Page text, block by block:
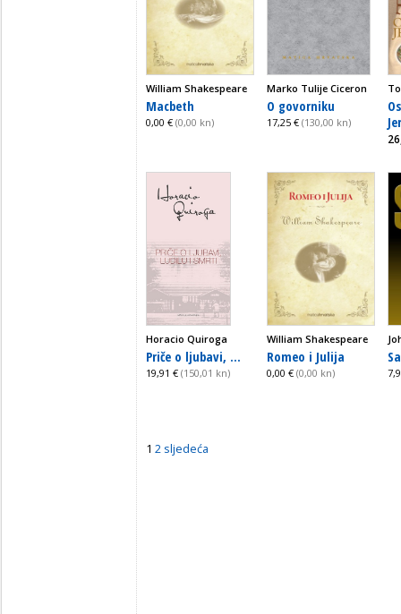
William Shakespeare
Macbeth
0,00 € (0,00 kn)
Marko Tulije Ciceron
O govorniku
17,25 € (130,00 kn)
Horacio Quiroga
Priče o ljubavi, ...
19,91 € (150,01 kn)
William Shakespeare
Romeo i Julija
0,00 € (0,00 kn)
1 2 sljedeća